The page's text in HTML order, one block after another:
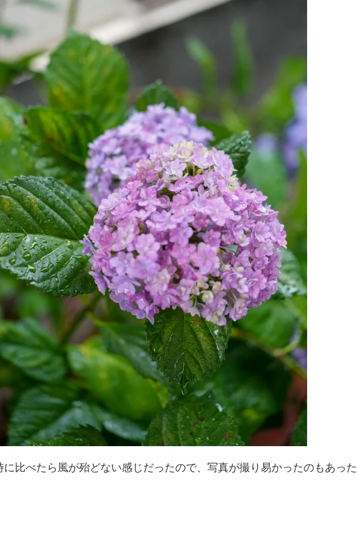
比べたら風が殆どない感じだったので、写真が撮り易かったのもあった